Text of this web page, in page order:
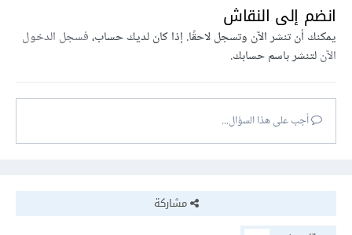
انضم إلى النقاش
يمكنك أن تنشر الآن وتسجل لاحقًا. إذا كان لديك حساب،فسجل الدخول
الآنلتنشر باسم حسابك.
أجب على هذا السؤال...
مشاركة